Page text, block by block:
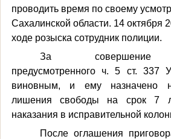
проводить время по своему
Сахалинской области. 14 октября
ходе розыска сотрудник полиции.
За совершение
предусмотренногоч. 5 ст. 337
виновным, и ему назначено
лишения свободы на срок 7
наказания в исправительной
После оглашения